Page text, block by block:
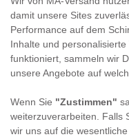
damit unsere Sites
Performance auf dem
Inhalte und
funktioniert, sammeln wir
unsere Angebote auf
Wenn Sie "Zustimmen"
weiterzuverarbeiten. Falls
wir uns auf die
Angebote &
E-MAIL **